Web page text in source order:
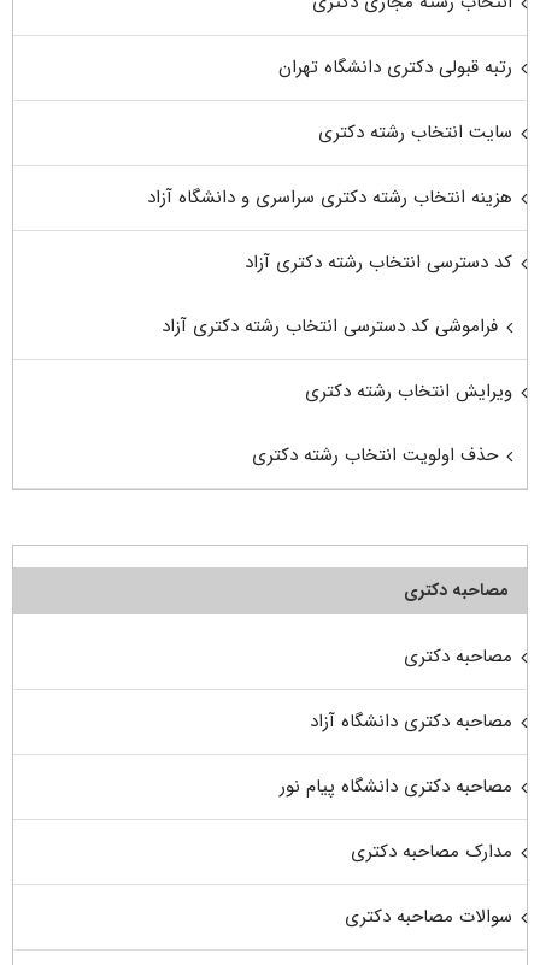
رتبه قبولی دکتری دانشگاه تهران
سایت انتخاب رشته دکتری
هزینه انتخاب رشته دکتری سراسری و دانشگاه آزاد
کد دسترسی انتخاب رشته دکتری آزاد
فراموشی کد دسترسی انتخاب رشته دکتری آزاد
ویرایش انتخاب رشته دکتری
حذف اولویت انتخاب رشته دکتری
مصاحبه دکتری
مصاحبه دکتری
مصاحبه دکتری دانشگاه آزاد
مصاحبه دکتری دانشگاه پیام نور
مدارک مصاحبه دکتری
سوالات مصاحبه دکتری